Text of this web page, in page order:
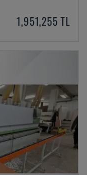
1,951,255 TL